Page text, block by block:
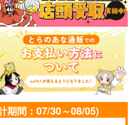
ティム
伴
Regulus
g-rough
330円（税込）
花京院典明×空条承太郎
サンプル
期間：07/30～08/05)